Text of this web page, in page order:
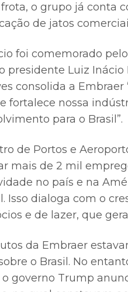
o grupo já conta
de jatos
foi comemorado
presidente Luiz
consolida a
fortalece nossa
para o Brasil”.
de Portos e
mais de 2 mil
no país e na
Isso dialoga com o
e de lazer, que
da Embraer
o Brasil. No
governo Trump